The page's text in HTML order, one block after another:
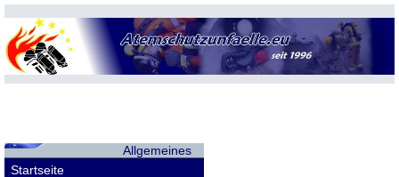
Allgemeines
Startseite